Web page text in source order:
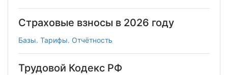
Страховые взносы в 2026 году
Базы. Тарифы. Отчётность
Трудовой Кодекс РФ